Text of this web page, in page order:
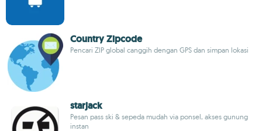
Country Zipcode
Pencari ZIP global canggih dengan GPS dan simpan lokasi
starjack
Pesan pass ski & sepeda mudah via ponsel, akses gunung
instan